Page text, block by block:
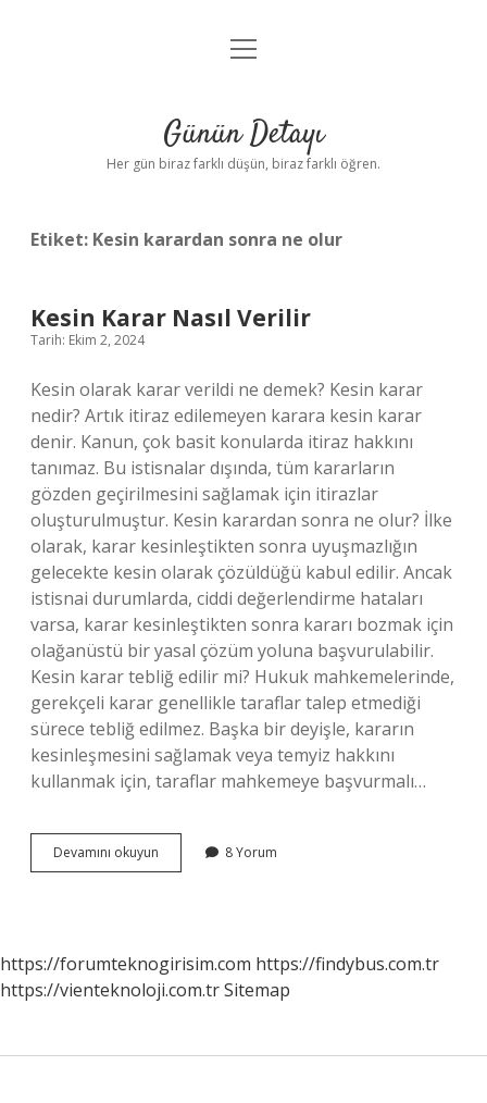
Anasayfa
Yasal Uyarı
menüyü
Günün Detayı
Her gün biraz farklı düşün, biraz farklı öğren.
Etiket: Kesin karardan sonra ne olur
Kesin Karar Nasıl Verilir
Tarih: Ekim 2, 2024
Kesin olarak karar verildi ne demek? Kesin karar
nedir? Artık itiraz edilemeyen karara kesin karar
denir. Kanun, çok basit konularda itiraz hakkını
tanımaz. Bu istisnalar dışında, tüm kararların
gözden geçirilmesini sağlamak için itirazlar
oluşturulmuştur. Kesin karardan sonra ne olur? İlke
olarak, karar kesinleştikten sonra uyuşmazlığın
gelecekte kesin olarak çözüldüğü kabul edilir. Ancak
istisnai durumlarda, ciddi değerlendirme hataları
varsa, karar kesinleştikten sonra kararı bozmak için
olağanüstü bir yasal çözüm yoluna başvurulabilir.
Kesin karar tebliğ edilir mi? Hukuk mahkemelerinde,
gerekçeli karar genellikle taraflar talep etmediği
sürece tebliğ edilmez. Başka bir deyişle, kararın
kesinleşmesini sağlamak veya temyiz hakkını
kullanmak için, taraflar mahkemeye başvurmalı…
Devamını okuyun
Karar
8 Yorum
https://forumteknogirisim.com https://findybus.com.tr
https://vienteknoloji.com.trSitemap